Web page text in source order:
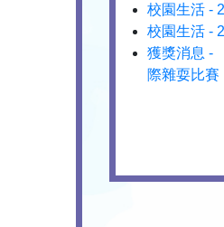
校園生活 -
校園生活 -
獲獎消息 -
際雜耍比賽